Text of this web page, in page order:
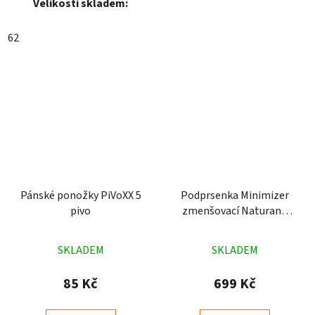
Velikosti skladem:
62
Pánské ponožky PiVoXX 5
pivo
hodnocení
produktu
SKLADEM
85 Kč
Podprsenka Minimizer
zmenšovací Naturana
hodnocení
produktu
SKLADEM
699 Kč